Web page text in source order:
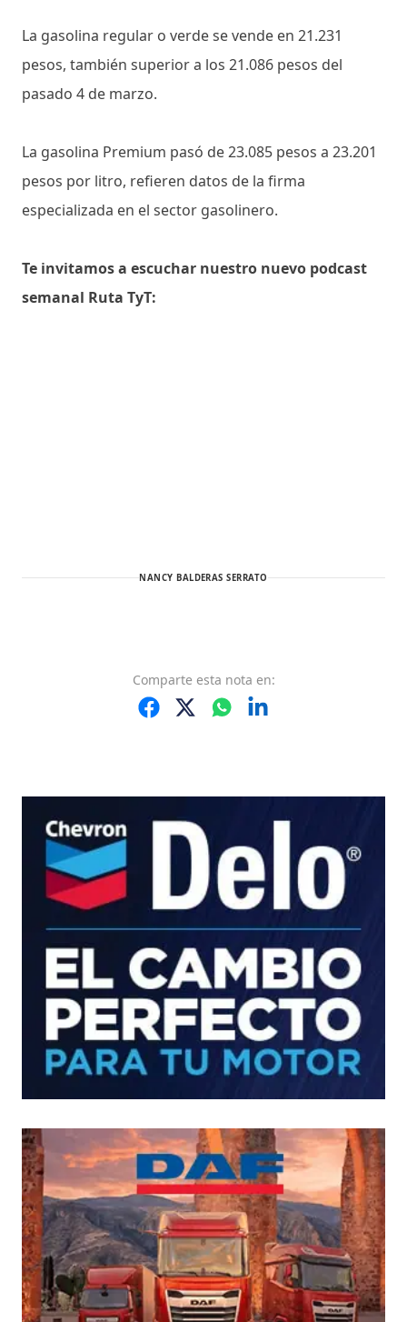
La gasolina regular o verde se vende en 21.231
pesos, también superior a los 21.086 pesos del
pasado 4 de marzo.
La gasolina Premium pasó de 23.085 pesos a 23.201
pesos por litro, refieren datos de la firma
especializada en el sector gasolinero.
Te invitamos a escuchar nuestro nuevo podcast
semanal Ruta TyT:
NANCY BALDERAS SERRATO
Comparte esta nota en: